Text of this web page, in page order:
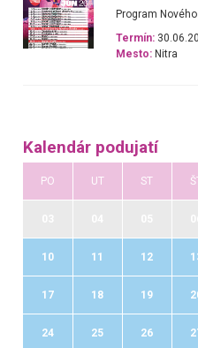
Program
Termín:
Mesto: Nitra
Kalendár podujatí
PO UT ST
10 11 12
17 18 19
24 25 26